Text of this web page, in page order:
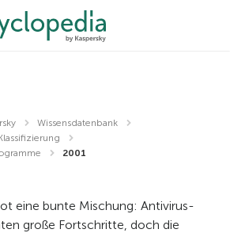
Wissensdatenbank
2001
eine bunte Mischung: Antivirus-
große Fortschritte, doch die